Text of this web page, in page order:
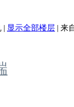
| 显示全部楼层 | 来